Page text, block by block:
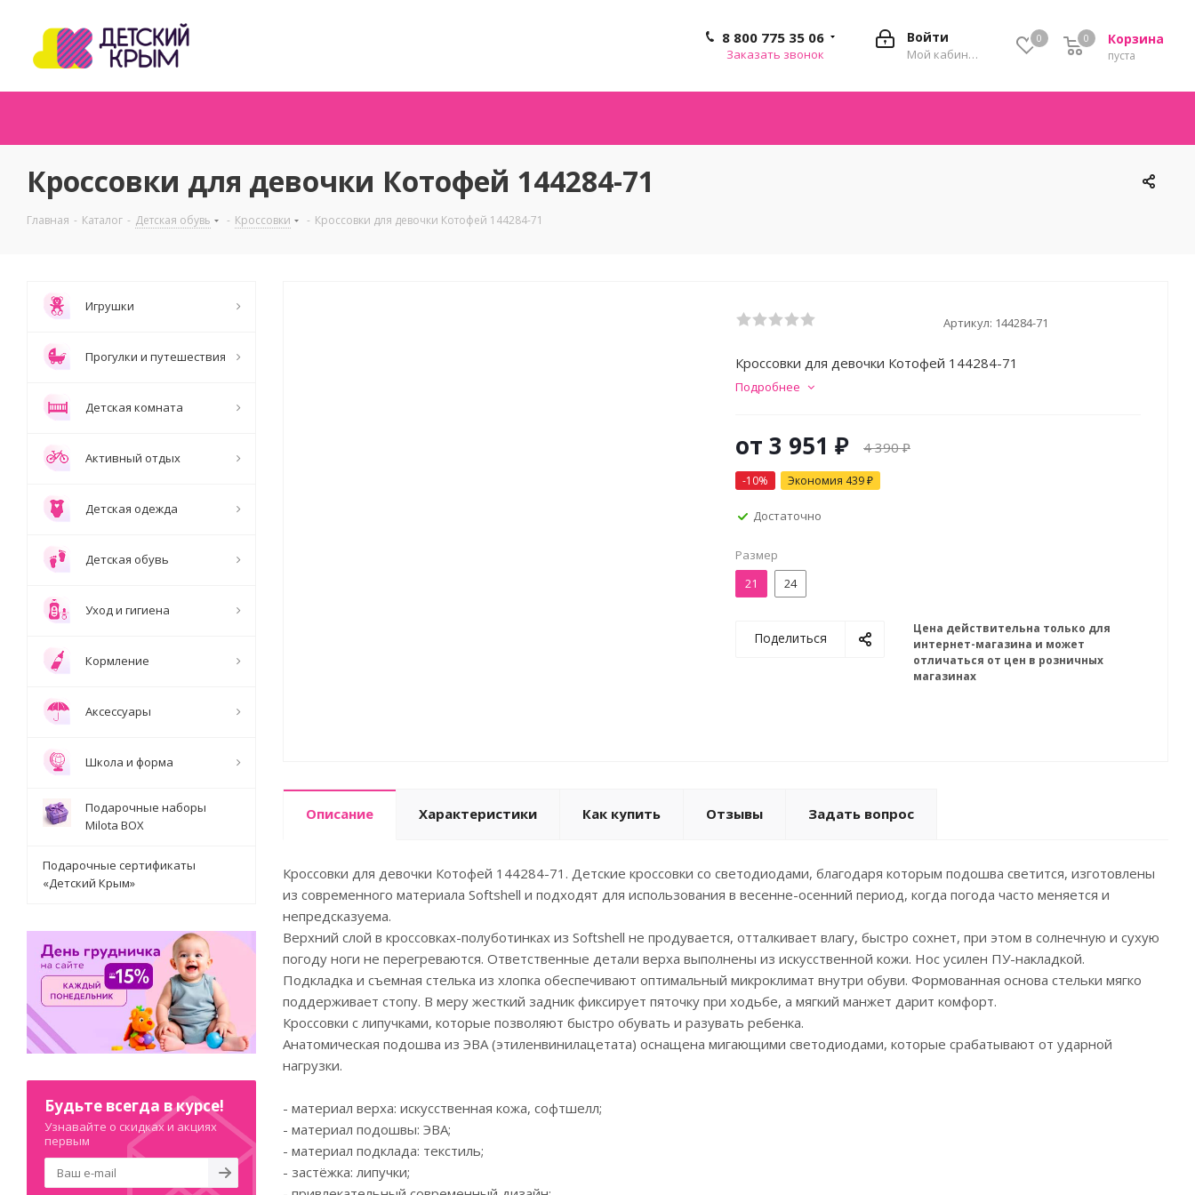
0 Корзина
0
пуста
0
Войти
Мой кабинет
8 800 775 35 06
Заказать звонок
Кроссовки для девочки Котофей 144284-71
Главная - Каталог - Детская обувь - Кроссовки - Кроссовки для девочки Котофей 144284-71
Артикул: 144284-71
Кроссовки для девочки Котофей 144284-71
Подробнее
от 3 951 ₽ 4 390 ₽
-10% Экономия 439 ₽
Достаточно
Размер
21
24
Поделиться
Цена действительна только для
интернет-магазина и может
отличаться от цен в розничных
магазинах
Описание Характеристики Как купить Отзывы Задать вопрос
Кроссовки для девочки Котофей 144284-71. Детские кроссовки со светодиодами, благодаря которым подошва светится, изготовлены
из современного материала Softshell и подходят для использования в весенне-осенний период, когда погода часто меняется и
непредсказуема.
Верхний слой в кроссовках-полуботинках из Softshell не продувается, отталкивает влагу, быстро сохнет, при этом в солнечную и сухую
погоду ноги не перегреваются. Ответственные детали верха выполнены из искусственной кожи. Нос усилен ПУ-накладкой.
Подкладка и съемная стелька из хлопка обеспечивают оптимальный микроклимат внутри обуви. Формованная основа стельки мягко
поддерживает стопу. В меру жесткий задник фиксирует пяточку при ходьбе, а мягкий манжет дарит комфорт.
Кроссовки с липучками, которые позволяют быстро обувать и разувать ребенка.
Анатомическая подошва из ЭВА (этиленвинилацетата) оснащена мигающими светодиодами, которые срабатывают от ударной
нагрузки.
- материал верха: искусственная кожа, софтшелл;
- материал подошвы: ЭВА;
- материал подклада: текстиль;
- застёжка: липучки;
Игрушки
Прогулки и путешествия
Детская комната
Активный отдых
Детская одежда
Детская обувь
Уход и гигиена
Кормление
Аксессуары
Школа и форма
Подарочные наборы
Milota BOX
Подарочные сертификаты
«Детский Крым»
Будьте всегда в курсе!
Узнавайте о скидках и акциях
первым